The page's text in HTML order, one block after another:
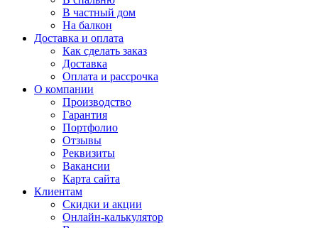
В частный дом
На балкон
Доставка и оплата
Как сделать заказ
Доставка
Оплата и рассрочка
О компании
Производство
Гарантия
Портфолио
Отзывы
Реквизиты
Вакансии
Карта сайта
Клиентам
Скидки и акции
Онлайн-калькулятор